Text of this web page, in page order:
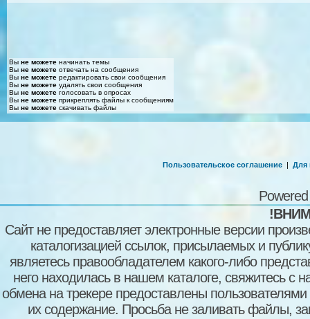
Вы не можете начинать темы
Вы не можете отвечать на сообщения
Вы не можете редактировать свои сообщения
Вы не можете удалять свои сообщения
Вы не можете голосовать в опросах
Вы не можете прикреплять файлы к сообщениям
Вы не можете скачивать файлы
Пользовательское соглашение | Для
Сайт не предоставляет электронные версии
каталогизацией ссылок, присылаемых и
являетесь правообладателем какого-либо
него находилась в нашем каталоге, свяжитесь
обмена на трекере предоставлены пользователями
их содержание. Просьба не заливать файлы,